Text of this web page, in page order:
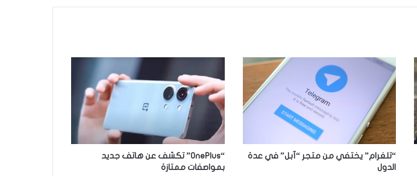
“تلغرام” يختفي من متجر “آبل” في عدة
الدول
“OnePlus” تكشف عن هاتف جديد
بمواصفات ممتازة